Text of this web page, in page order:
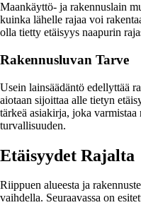
Maankäyttö- ja rakennuslain
kuinka lähelle rajaa voi
olla tietty etäisyys naapurin
Rakennusluvan Tarve
Usein lainsäädäntö edellyttää
aiotaan sijoittaa alle tietyn
tärkeä asiakirja, joka
turvallisuuden.
Etäisyydet Rajalta
Riippuen alueesta ja
vaihdella. Seuraavassa on